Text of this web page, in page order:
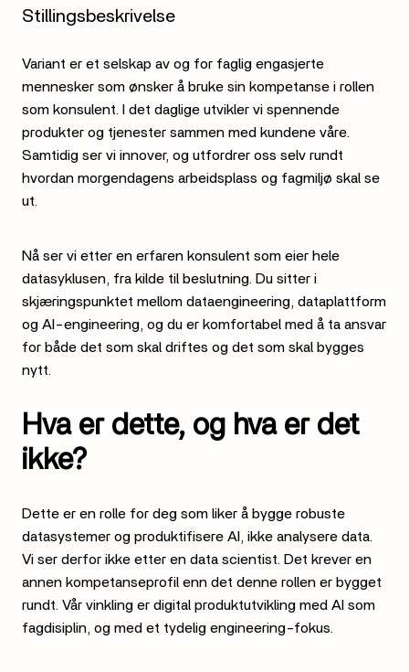
Stillingsbeskrivelse
Variant er et selskap av og for faglig engasjerte
mennesker som ønsker å bruke sin kompetanse i rollen
som konsulent. I det daglige utvikler vi spennende
produkter og tjenester sammen med kundene våre.
Samtidig ser vi innover, og utfordrer oss selv rundt
hvordan morgendagens arbeidsplass og fagmiljø skal se
ut.
Nå ser vi etter en erfaren konsulent som eier hele
datasyklusen, fra kilde til beslutning. Du sitter i
skjæringspunktet mellom dataengineering, dataplattform
og AI-engineering, og du er komfortabel med å ta ansvar
for både det som skal driftes og det som skal bygges
nytt.
Hva er dette, og hva er det
ikke?
Dette er en rolle for deg som liker å bygge robuste
datasystemer og produktifisere AI, ikke analysere data.
Vi ser derfor ikke etter en data scientist. Det krever en
annen kompetanseprofil enn det denne rollen er bygget
rundt. Vår vinkling er digital produktutvikling med AI som
fagdisiplin, og med et tydelig engineering-fokus.